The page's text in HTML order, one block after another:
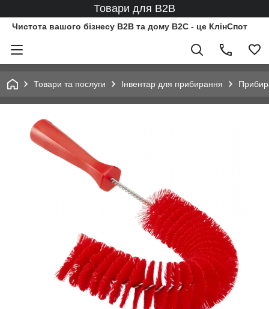
Товари для B2B
Чистота вашого бізнесу B2B та дому B2C - це КлінСпот
Товари та послуги Інвентар для прибирання